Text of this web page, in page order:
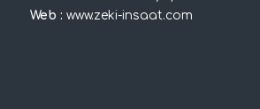
Web : www.zeki-insaat.com